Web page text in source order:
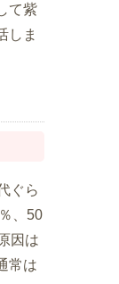
て紫
しま
ぐら
、50
因は
常は